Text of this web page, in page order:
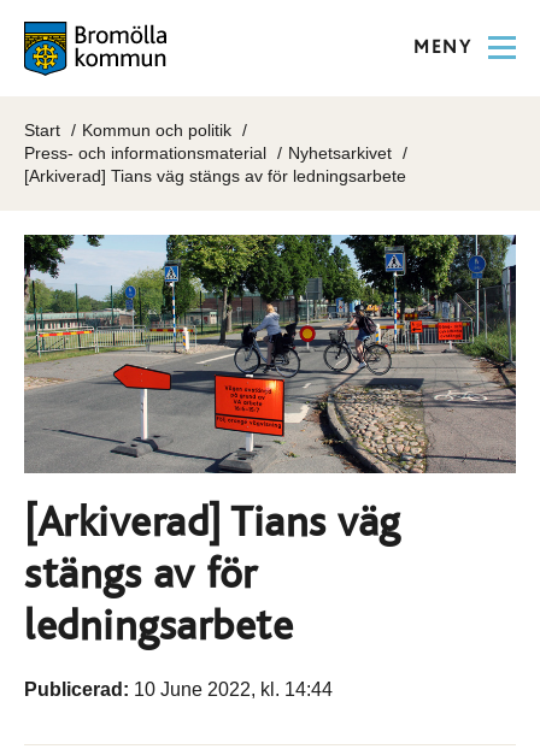
MENY
Start
Kommun och politik
Press- och informationsmaterial
Nyhetsarkivet
[Arkiverad] Tians väg stängs av för ledningsarbete
[Arkiverad] Tians väg
stängs av för
ledningsarbete
Publicerad: 10 June 2022, kl. 14:44